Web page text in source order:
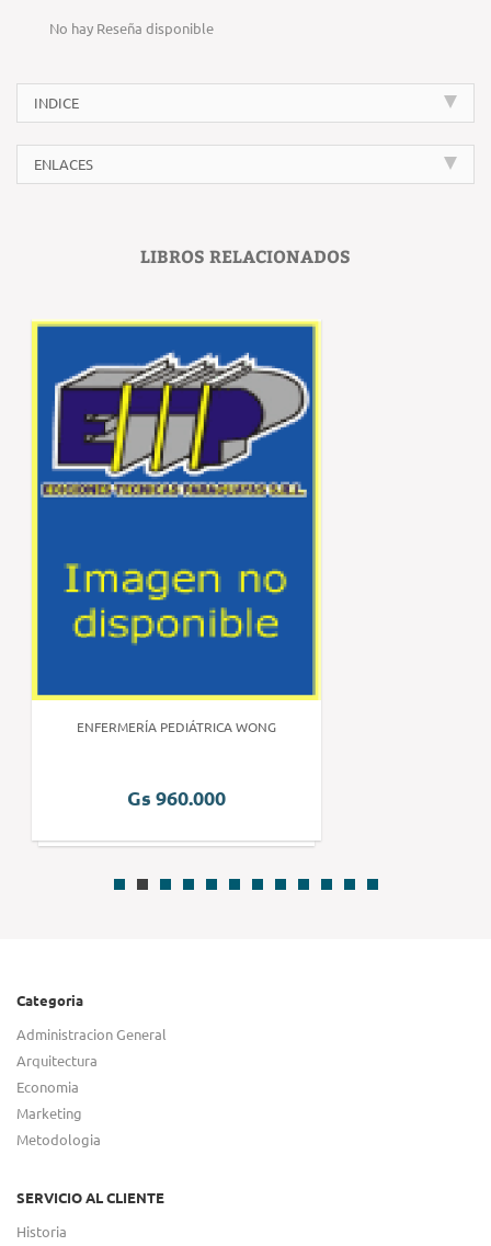
No hay Reseña disponible
INDICE
ENLACES
LIBROS RELACIONADOS
ENFERMERÍA PEDIÁTRICA WONG
Gs 960.000
Categoria
Administracion General
Arquitectura
Economia
Marketing
Metodologia
SERVICIO AL CLIENTE
Historia